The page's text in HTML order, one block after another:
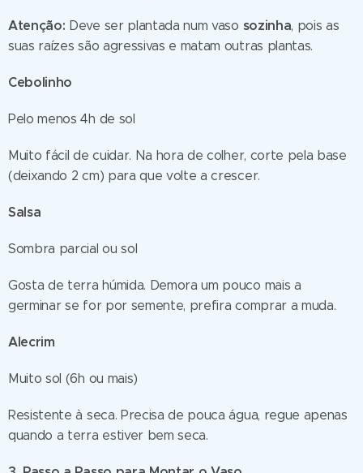
Atenção: Deve ser plantada num vaso sozinha, pois as
suas raízes são agressivas e matam outras plantas.
Cebolinho
Pelo menos 4h de sol
Muito fácil de cuidar. Na hora de colher, corte pela base
(deixando 2 cm) para que volte a crescer.
Salsa
Sombra parcial ou sol
Gosta de terra húmida. Demora um pouco mais a
germinar se for por semente, prefira comprar a muda.
Alecrim
Muito sol (6h ou mais)
Resistente à seca. Precisa de pouca água, regue apenas
quando a terra estiver bem seca.